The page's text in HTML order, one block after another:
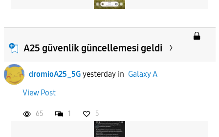
A25 güvenlik güncellemesi geldi
dromioA25_5G yesterdayin Galaxy A
View Post
65 1 5